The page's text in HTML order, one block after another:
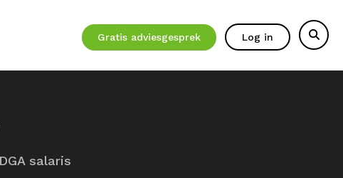
Gratis adviesgesprek Log in
DGA salaris